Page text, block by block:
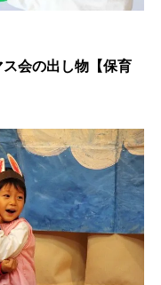
会の出し物【保育